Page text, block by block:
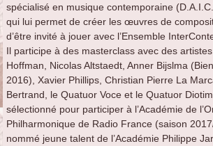
spécialisé en musique contemporaine
qui lui permet de créer les œuvres de
d’être invité à jouer avec l’Ensemble
Il participe à des masterclass avec des
Hoffman, Nicolas Altstaedt, Anner Bijslma
2016), Xavier Phillips, Christian Pierre La
Bertrand, le Quatuor Voce et le Quatuor
sélectionné pour participer à l’Académie de
Philharmonique de Radio France (saison
nommé jeune talent de l’Académie Philippe